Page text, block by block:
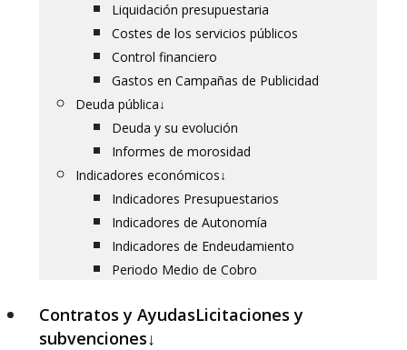
Liquidación presupuestaria
Costes de los servicios públicos
Control financiero
Gastos en Campañas de Publicidad
Deuda pública↓
Deuda y su evolución
Informes de morosidad
Indicadores económicos↓
Indicadores Presupuestarios
Indicadores de Autonomía
Indicadores de Endeudamiento
Periodo Medio de Cobro
Contratos y AyudasLicitaciones y
subvenciones↓